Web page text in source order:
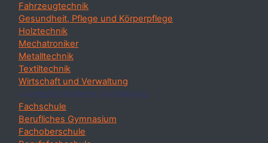
Fahrzeugtechnik
Gesundheit, Pflege und Körperpflege
Holztechnik
Mechatroniker
Metalltechnik
Textiltechnik
Wirtschaft und Verwaltung
• vollzeitschulische Ausbildung:
Fachschule
Berufliches Gymnasium
Fachoberschule